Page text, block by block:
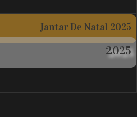
Jantar De Natal 2025
2025